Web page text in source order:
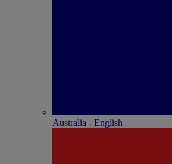
Australia - English